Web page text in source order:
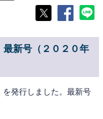
最新号（２０２０年
を発行しました。最新号